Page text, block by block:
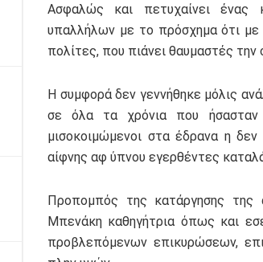
Ασφαλώς και πετυχαίνει ένας
υπαλλήλων με το πρόσχημα ότι με
πολίτες, που πιάνει θαυμαστές
Η συμφορά δεν γεννήθηκε μόλις
σε όλα τα χρόνια που ήσασταν
μισοκοιμώμενοι στα έδρανα η
αίφνης αφ ύπνου εγερθέντες
Προπομπός της κατάργησης της
Μπενάκη καθηγήτρια όπως και
προβλεπόμενων επικυρώσεων,